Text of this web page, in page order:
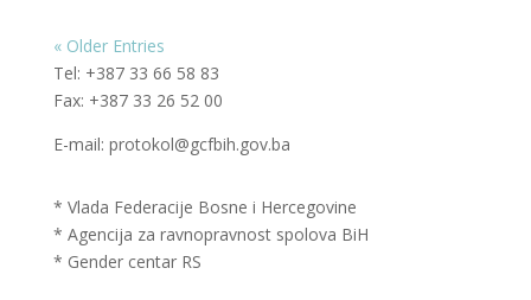
« Older Entries
Tel: +387 33 66 58 83
Fax: +387 33 26 52 00
E-mail: protokol@gcfbih.gov.ba
* Vlada Federacije Bosne i Hercegovine
* Agencija za ravnopravnost spolova BiH
* Gender centar RS